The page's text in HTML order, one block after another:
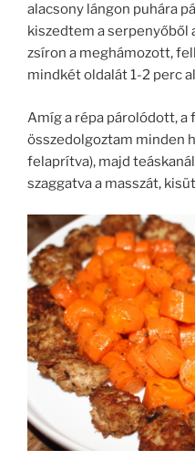
alacsony lángon puhára
kiszedtem a serpenyőből
zsíron a meghámozott,
mindkét oldalát 1-2 perc
Amíg a répa párolódott,
összedolgoztam minden
felaprítva), majd
szaggatva a masszát,